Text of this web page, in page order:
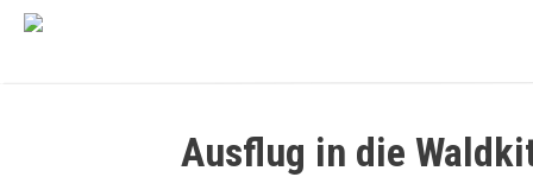
Ausflug in die